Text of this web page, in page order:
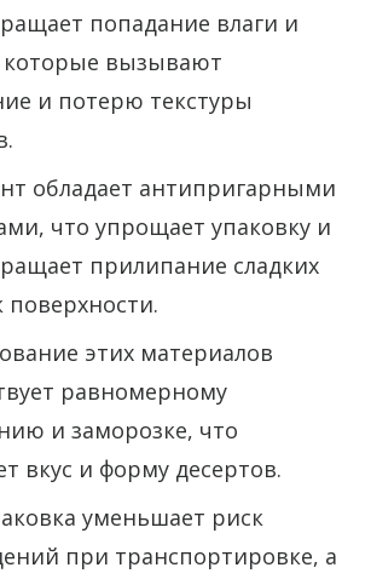
попадание влаги и
которые вызывают
и потерю текстуры
обладает антипригарными
что упрощает упаковку и
прилипание сладких
поверхности.
этих материалов
равномерному
и заморозке, что
вкус и форму десертов.
уменьшает риск
при транспортировке, а